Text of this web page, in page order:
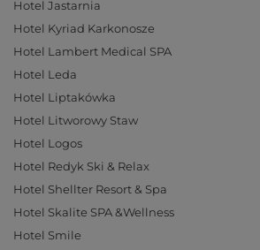
Hotel Jastarnia
Hotel Kyriad Karkonosze
Hotel Lambert Medical SPA
Hotel Leda
Hotel Liptakówka
Hotel Litworowy Staw
Hotel Logos
Hotel Redyk Ski & Relax
Hotel Shellter Resort & Spa
Hotel Skalite SPA &Wellness
Hotel Smile